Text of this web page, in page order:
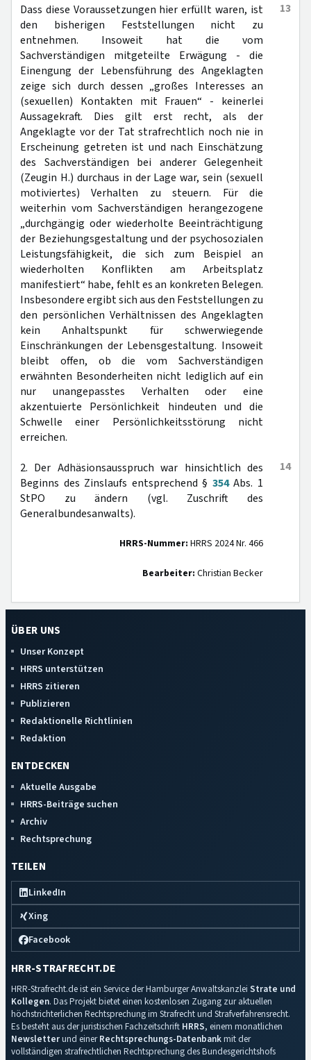
13
Dass diese Voraussetzungen hier erfüllt waren, ist
den bisherigen Feststellungen nicht zu
entnehmen. Insoweit hat die vom
Sachverständigen mitgeteilte Erwägung - die
Einengung der Lebensführung des Angeklagten
zeige sich durch dessen „großes Interesses an
(sexuellen) Kontakten mit Frauen“ - keinerlei
Aussagekraft. Dies gilt erst recht, als der
Angeklagte vor der Tat strafrechtlich noch nie in
Erscheinung getreten ist und nach Einschätzung
des Sachverständigen bei anderer Gelegenheit
(Zeugin H.) durchaus in der Lage war, sein (sexuell
motiviertes) Verhalten zu steuern. Für die
weiterhin vom Sachverständigen herangezogene
„durchgängig oder wiederholte Beeinträchtigung
der Beziehungsgestaltung und der psychosozialen
Leistungsfähigkeit, die sich zum Beispiel an
wiederholten Konflikten am Arbeitsplatz
manifestiert“ habe, fehlt es an konkreten Belegen.
Insbesondere ergibt sich aus den Feststellungen zu
den persönlichen Verhältnissen des Angeklagten
kein Anhaltspunkt für schwerwiegende
Einschränkungen der Lebensgestaltung. Insoweit
bleibt offen, ob die vom Sachverständigen
erwähnten Besonderheiten nicht lediglich auf ein
nur unangepasstes Verhalten oder eine
akzentuierte Persönlichkeit hindeuten und die
Schwelle einer Persönlichkeitsstörung nicht
erreichen.
14
2. Der Adhäsionsausspruch war hinsichtlich des
Beginns des Zinslaufs entsprechend § 354Abs. 1
StPO zu ändern (vgl. Zuschrift des
Generalbundesanwalts).
HRRS-Nummer: HRRS 2024 Nr. 466
Bearbeiter: Christian Becker
ÜBER UNS
Unser Konzept
HRRS unterstützen
HRRS zitieren
Publizieren
Redaktionelle Richtlinien
Redaktion
ENTDECKEN
Aktuelle Ausgabe
HRRS-Beiträge suchen
Archiv
Rechtsprechung
TEILEN
LinkedIn
Xing
Facebook
HRR-STRAFRECHT.DE
HRR-Strafrecht.de ist ein Service der Hamburger Anwaltskanzlei Strate und
Kollegen. Das Projekt bietet einen kostenlosen Zugang zur aktuellen
höchstrichterlichen Rechtsprechung im Strafrecht und Strafverfahrensrecht.
Es besteht aus der juristischen Fachzeitschrift HRRS, einem monatlichen
Newsletterund einerRechtsprechungs-Datenbankmit der
vollständigen strafrechtlichen Rechtsprechung des Bundesgerichtshofs